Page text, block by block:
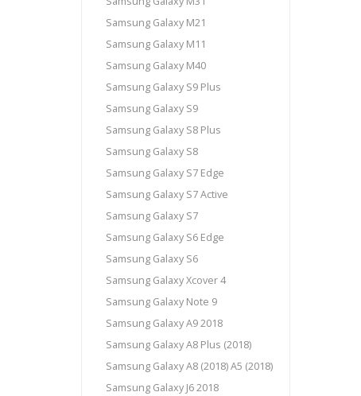
Samsung Galaxy M21
Samsung Galaxy M11
Samsung Galaxy M40
Samsung Galaxy S9 Plus
Samsung Galaxy S9
Samsung Galaxy S8 Plus
Samsung Galaxy S8
Samsung Galaxy S7 Edge
Samsung Galaxy S7 Active
Samsung Galaxy S7
Samsung Galaxy S6 Edge
Samsung Galaxy S6
Samsung Galaxy Xcover 4
Samsung Galaxy Note 9
Samsung Galaxy A9 2018
Samsung Galaxy A8 Plus (2018)
Samsung Galaxy A8 (2018) A5 (2018)
Samsung Galaxy J6 2018